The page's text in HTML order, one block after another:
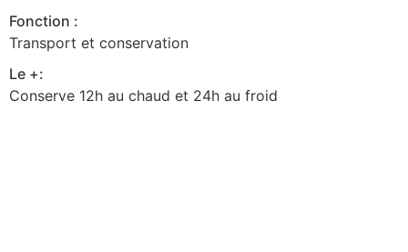
Fonction :
Transport et conservation
Le +:
Conserve 12h au chaud et 24h au froid